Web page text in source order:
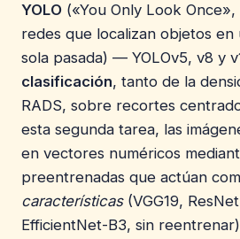
YOLO («You Only Look
redes que localizan objetos en
sola pasada) — YOLOv5, v8 y
clasificación, tanto de la
RADS, sobre recortes
esta segunda tarea, las
en vectores numéricos
preentrenadas que actúan
características(VGG19,
EfficientNet-B3, sin